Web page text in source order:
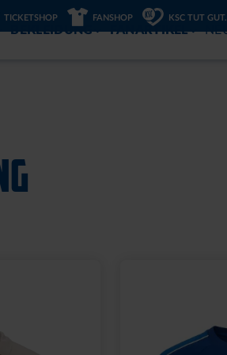
TICKETSHOP FANSHOP KSC TUT GUT.